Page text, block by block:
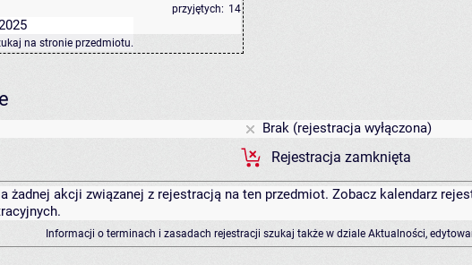
przyjętych: 14
na stronie przedmiotu.
Brak (rejestracja wyłączona)
Rejestracja zamknięta
żadnej akcji związanej z rejestracją na ten przedmiot. Zobacz kalendarz
Informacji o terminach i zasadach rejestracji szukaj także w dziale Aktualności,